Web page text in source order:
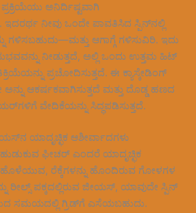
ಅನಿರ್ದಿಷ್ಟವಾಗಿ
ಇದರರ್ಥ ನೀವು ಒಂದೇ ಪಾವತಿಸಿದ ಸ್ಪಿನ್‌ನಲ್ಲಿ
ಗಳಿಸಬಹುದು—ಮತ್ತು ಆಗಾಗ್ಗೆ ಗಳಿಸುವಿರಿ. ಇದು
ನೀಡುತ್ತದೆ, ಅಲ್ಲಿ ಒಂದು ಉತ್ತಮ ಹಿಟ್
ಪ್ರಚೋದಿಸುತ್ತದೆ. ಈ ಕ್ಯಾಸ್ಕೇಡಿಂಗ್
ಆಕರ್ಷಕವಾಗಿಸುತ್ತದೆ ಮತ್ತು ದೊಡ್ಡ ಹಣದ
ವೇದಿಕೆಯನ್ನು ಸಿದ್ಧಪಡಿಸುತ್ತದೆ.
ಯಾದೃಚ್ಛಿಕ ಆಶೀರ್ವಾದಗಳು
ಹುಡುಕುವ ಫೀಚರ್ ಎಂದರೆ ಯಾದೃಚ್ಛಿಕ
ರೆಕ್ಕೆಗಳನ್ನು ಹೊಂದಿರುವ ಗೋಳಗಳ
ರೀಲ್ಸ್ ಪಕ್ಕದಲ್ಲಿರುವ ಜೀಯಸ್, ಯಾವುದೇ ಸ್ಪಿನ್
ಸಮಯದಲ್ಲಿ ಗ್ರಿಡ್‌ಗೆ ಎಸೆಯಬಹುದು.